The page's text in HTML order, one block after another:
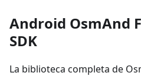
Android OsmAnd
SDK
La biblioteca completa de